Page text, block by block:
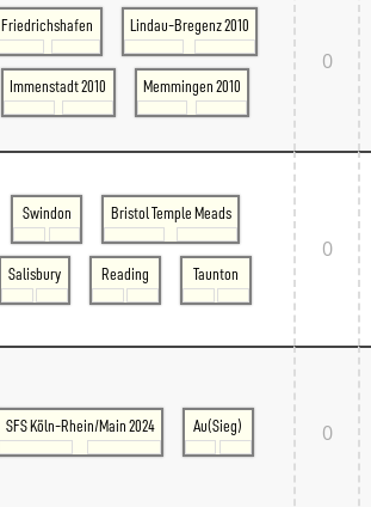
Friedrichshafen Lindau-Bregenz 2010
Immenstadt 2010 Memmingen 2010
0
Swindon Bristol Temple Meads
Salisbury Reading Taunton
0
SFS Köln-Rhein/Main 2024 Au(Sieg) 0